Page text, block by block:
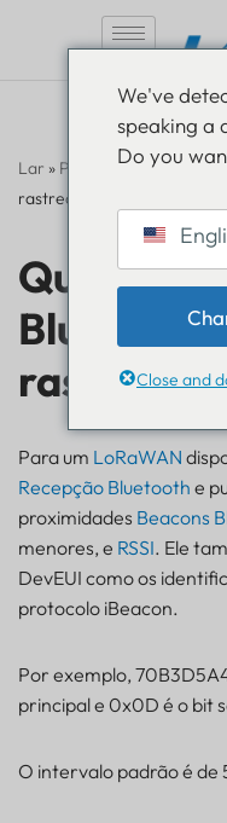
conteúdo
Lar » Perguntas frequentes
rastreadores suportam?
Que tipos
Bluetooth
Para um LoRaWAN
Recepção Bluetooth e
proximidades Beacons
menores, e RSSI. Ele
DevEUI como os
protocolo iBeacon.
Por exemplo,
principal e 0x0D é o bit
O intervalo padrão é de
We've
speaking a
Do you
Close and